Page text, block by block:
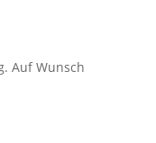
Auf Wunsch